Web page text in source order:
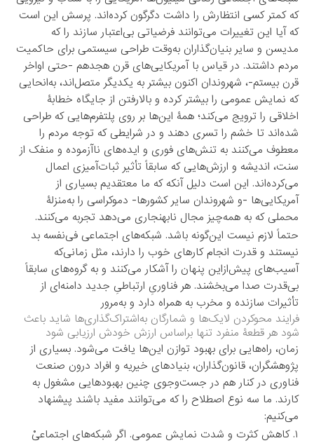
که کمتر کسی انتظارش را داشت دگرگون کرده‌اند. پرسش این است
که آیا این تغییرات می‌توانند فرضیاتی بی‌اعتبار سازند را که
مدیسن و سایر بنیان‌گذاران به‌وقت طراحی سیستمی برای حاکمیت
مردم داشتند. در قیاس با آمریکایی‌های قرن هجدهم -حتی اواخر
قرن بیستم-، شهروندان اکنون بیشتر به یکدیگر متصل‌اند، به‌انحایی
که نمایش عمومی را بیشتر کرده و بالارفتن از جایگاه خطابۀ
اخلاقی را ترویج می‌کند؛ همۀ این‌ها بر روی پلتفرم‌هایی که طراحی
شده‌اند تا خشم را تسری دهند و در شرایطی که توجه مردم را
معطوف می‌کنند به تنش‌های فوری و ایده‌های ناآزموده و منفک از
سنت، اندیشه و ارزش‌هایی که سابقاً تأثیر ثبات‌آمیزی اعمال
می‌کرده‌اند. این است دلیل آنکه که ما معتقدیم بسیاری از
آمریکایی‌ها -و شهروندان سایر کشورها- دموکراسی را به‌منزلۀ
محملی که به همه‌چیز مجال نابهنجاری می‌دهد تجربه می‌کنند.
حتماً لازم نیست این‌گونه باشد. شبکه‌های اجتماعی فی‌نفسه بد
نیستند و قدرت انجام کارهای خوب را دارند، مثل زمانی‌که
آسیب‌های پیش‌ازاین پنهان را آشکار می‌کنند و به گروه‌های سابقاً
بی‌قدرت صدا می‌بخشند. هر فناوریِ ارتباطیِ جدید دامنه‌ای از
تأثیرات سازنده و مخرب به همراه دارد و به‌مرور
فرایند محوکردن لایک‌ها و شمارگان به‌اشتراک‌گذاری‌ها شاید باعث
شود هر قطعۀ منفرد تنها براساس ارزش خودش ارزیابی شود
زمان، راه‌هایی برای بهبود توازن این‌ها یافت می‌شود. بسیاری از
پژوهشگران، قانون‌گذاران، بنیادهای خیریه و افراد درون صنعت
فناوری در کنار هم در جست‌وجوی چنین بهبودهایی مشغول به
کارند. ما سه نوع اصطلاح را که می‌توانند مفید باشند پیشنهاد
می‌کنیم:
۱. کاهش کثرت و شدت نمایش عمومی. اگر شبکه‌های اجتماعیْ